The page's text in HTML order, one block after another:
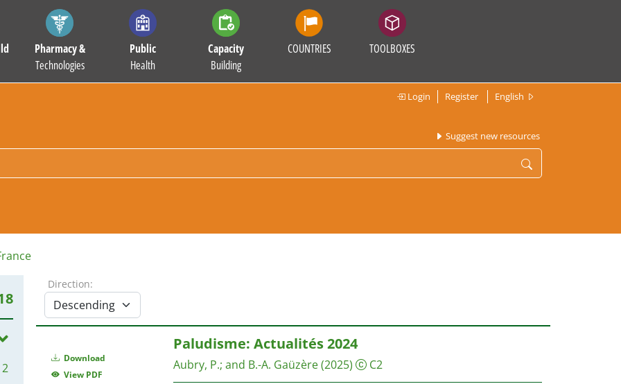
Pharmacy &
Technologies
Public
Health
Capacity
Building
COUNTRIES TOOLBOXES
Login Register English
Suggest new resources
2
Direction:
Download
View PDF
Paludisme: Actualités 2024
Aubry, P.; and B.-A. Gaüzère (2025) C2